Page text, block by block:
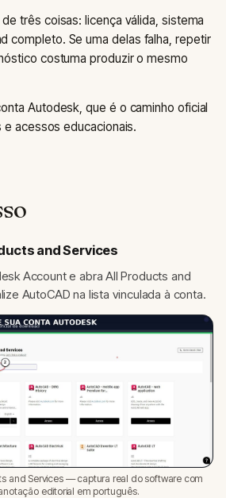
três coisas: licença válida, sistema
completo. Se uma delas falha, repetir
costuma produzir o mesmo
Autodesk, que é o caminho oficial
e acessos educacionais.
and Services
Account e abra All Products and
AutoCAD na lista vinculada à conta.
and Services — captura real do software com
editorial em português.